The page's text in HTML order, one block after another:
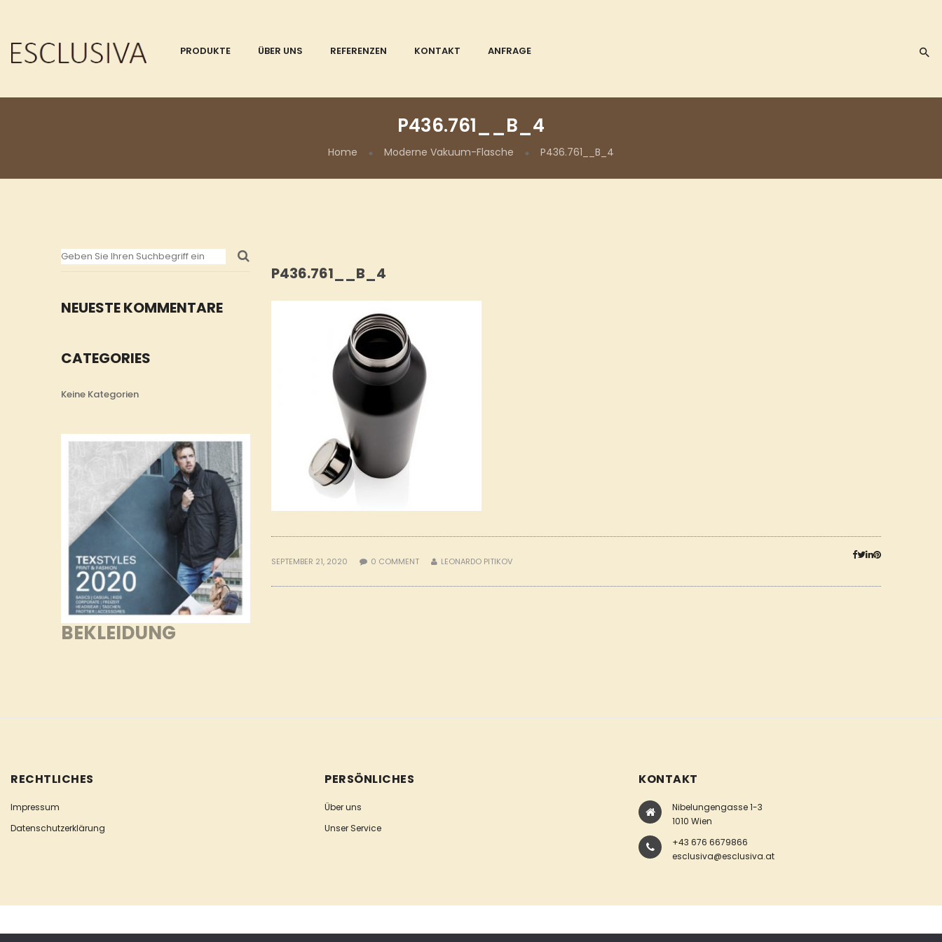
PRODUKTE ÜBER UNS REFERENZEN KONTAKT ANFRAGE
P436.761__B_4
Home Moderne Vakuum-Flasche P436.761__B_4
NEUESTE KOMMENTARE
CATEGORIES
Keine Kategorien
BEKLEIDUNG
P436.761__B_4
SEPTEMBER 21, 2020 0 COMMENT LEONARDO PITIKOV
RECHTLICHES
Impressum
Datenschutzerklärung
PERSÖNLICHES
Über uns
Unser Service
KONTAKT
Nibelungengasse 1-3
1010 Wien
+43 676 6679866
esclusiva@esclusiva.at